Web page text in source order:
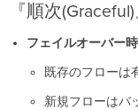
『順次
フェイルオーバー時
既存のフローは
新規フローはバ